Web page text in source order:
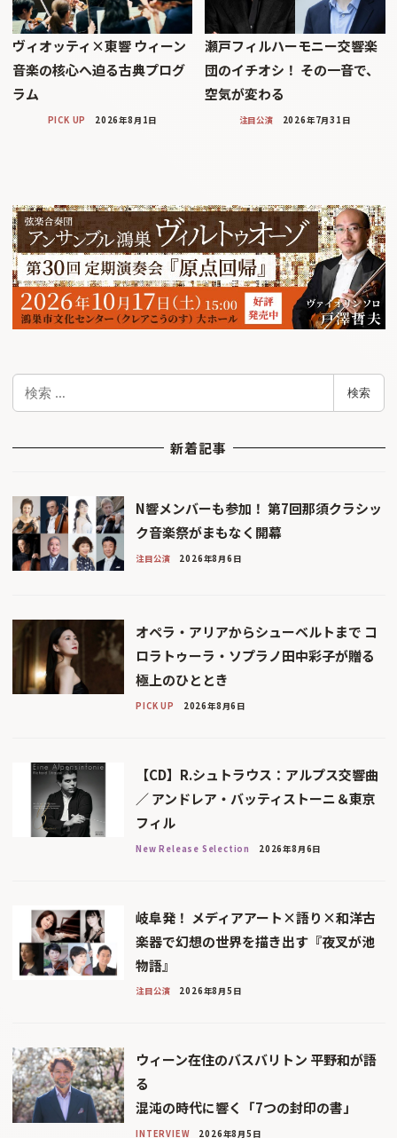
ヴィオッティ×東響 ウィーン
音楽の核心へ迫る古典プログ
ラム
PICK UP 2026年8月1日
瀬戸フィルハーモニー交響楽
団のイチオシ！ その一音で、
空気が変わる
注目公演 2026年7月31日
検
検索
新着記事
N響メンバーも参加！ 第7回那須クラシッ
ク音楽祭がまもなく開幕
注目公演 2026年8月6日
オペラ・アリアからシューベルトまで コ
ロラトゥーラ・ソプラノ田中彩子が贈る
極上のひととき
PICK UP 2026年8月6日
【CD】R.シュトラウス：アルプス交響曲
／ アンドレア・バッティストーニ＆東京
フィル
New Release Selection 2026年8月6日
岐阜発！ メディアアート×語り×和洋古
楽器で幻想の世界を描き出す『夜叉が池
物語』
注目公演 2026年8月5日
ウィーン在住のバスバリトン 平野和が語
る
混沌の時代に響く「7つの封印の書」
INTERVIEW 2026年8月5日